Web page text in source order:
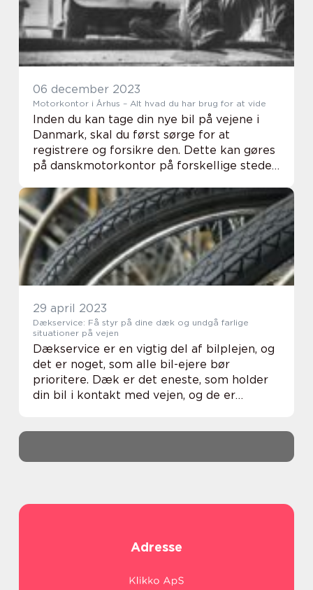
06 december 2023
Motorkontor i Århus – Alt hvad du har brug for at vide
Inden du kan tage din nye bil på vejene i
Danmark, skal du først sørge for at
registrere og forsikre den. Dette kan gøres
på danskmotorkontor på forskellige steder
29 april 2023
Dækservice: Få styr på dine dæk og undgå farlige
situationer på vejen
Dækservice er en vigtig del af bilplejen, og
det er noget, som alle bil-ejere bør
prioritere. Dæk er det eneste, som holder
din bil i kontakt med vejen, og de er
Adresse